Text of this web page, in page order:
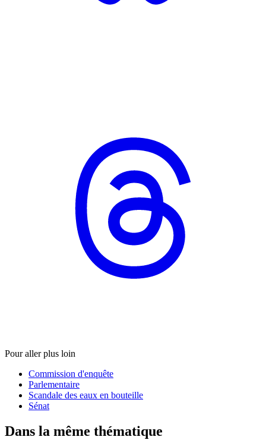
Pour aller plus loin
Commission d'enquête
Parlementaire
Scandale des eaux en bouteille
Sénat
Dans la même thématique